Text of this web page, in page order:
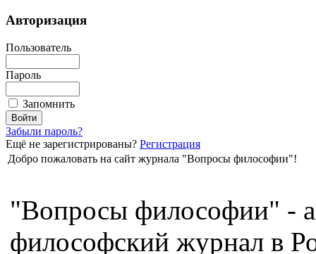
Авторизация
Пользователь
Пароль
Запомнить
Забыли пароль?
Ещё не зарегистрированы? Регистрация
Добро пожаловать на сайт журнала "Вопросы философии"!
"Вопросы философии" -
философский журнал в